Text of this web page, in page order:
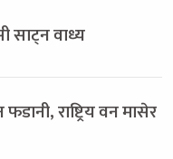
साट्न वाध्य
राष्ट्रिय वन मासेर